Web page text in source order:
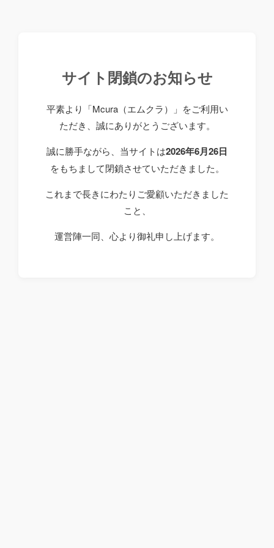
サイト閉鎖のお知らせ
平素より「Mcura（エムクラ）」をご利用い
ただき、誠にありがとうございます。
誠に勝手ながら、当サイトは2026年6月26日
をもちまして閉鎖させていただきました。
これまで長きにわたりご愛顧いただきました
こと、
運営陣一同、心より御礼申し上げます。